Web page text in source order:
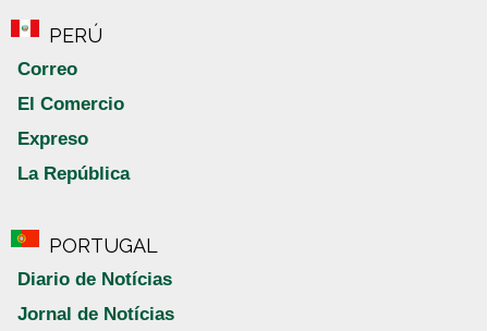
PERÚ
Correo
El Comercio
Expreso
La República
PORTUGAL
Diario de Notícias
Jornal de Notícias